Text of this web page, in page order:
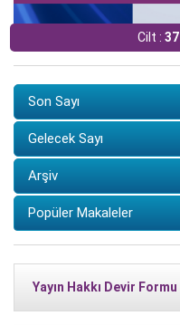
Cilt :37
Son Sayı
Gelecek Sayı
Arşiv
Popüler Makaleler
Yayın Hakkı Devir Formu